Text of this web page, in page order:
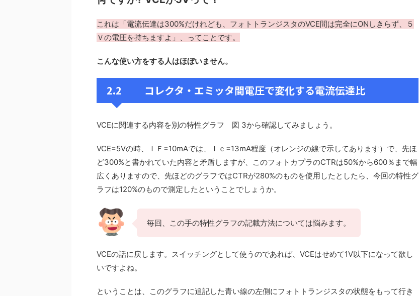
これは「電流伝達は300%だけれども、フォトトランジスタのVCE間は完全にONしきらず、５
Ｖの電圧を持ちますよ」、ってことです。
こんな使い方をする人はほぼいません。
2.2 コレクタ・エミッタ間電圧で変化する電流伝達比
VCEに関連する内容を別の特性グラフ 図 3から確認してみましょう。
VCE=5Vの時、ＩＦ=10mAでは、Ｉｃ=13mA程度（オレンジの線で示してあります）で、先ほ
ど300%と書かれていた内容と矛盾しますが、このフォトカプラのCTRは50%から600％まで幅
広くありますので、先ほどのグラフではCTRが280%のものを使用したとしたら、今回の特性グ
ラフは120%のもので測定したということでしょうか。
毎回、この手の特性グラフの記載方法については悩みます。
VCEの話に戻します。スイッチングとして使うのであれば、VCEはせめて1V以下になって欲し
いですよね。
ということは、このグラフに追記した青い線の左側にフォトトランジスタの状態をもって行き